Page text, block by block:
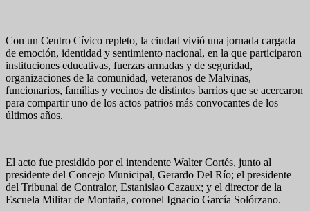
Con un Centro Cívico repleto, la ciudad vivió una jornada cargada
de emoción, identidad y sentimiento nacional, en la que participaron
instituciones educativas, fuerzas armadas y de seguridad,
organizaciones de la comunidad, veteranos de Malvinas,
funcionarios, familias y vecinos de distintos barrios que se acercaron
para compartir uno de los actos patrios más convocantes de los
últimos años.
El acto fue presidido por el intendente Walter Cortés, junto al
presidente del Concejo Municipal, Gerardo Del Río; el presidente
del Tribunal de Contralor, Estanislao Cazaux; y el director de la
Escuela Militar de Montaña, coronel Ignacio García Solórzano.